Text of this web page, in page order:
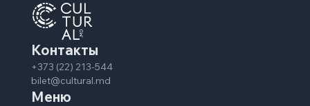
Контакты
+373 (22) 213-544
bilet@cultural.md
Меню